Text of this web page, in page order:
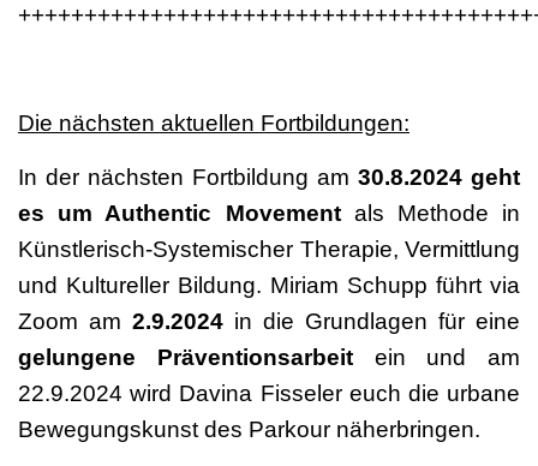
Die nächsten aktuellen Fortbildungen:
In der nächsten Fortbildung am 30.8.2024 geht
es um Authentic Movementals Methode in
Künstlerisch-Systemischer Therapie, Vermittlung
und Kultureller Bildung. Miriam Schupp führt via
Zoom am 2.9.2024 in die Grundlagen für eine
gelungene Präventionsarbeitein und am
22.9.2024 wird Davina Fisseler euch die urbane
Bewegungskunst des Parkour näherbringen.